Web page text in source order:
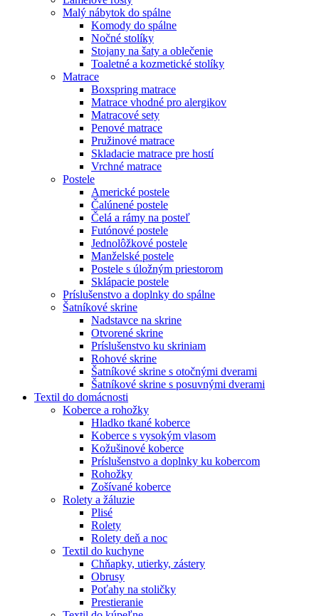
Malý nábytok do spálne
Komody do spálne
Nočné stolíky
Stojany na šaty a oblečenie
Toaletné a kozmetické stolíky
Matrace
Boxspring matrace
Matrace vhodné pro alergikov
Matracové sety
Penové matrace
Pružinové matrace
Skladacie matrace pre hostí
Vrchné matrace
Postele
Americké postele
Čalúnené postele
Čelá a rámy na posteľ
Futónové postele
Jednolôžkové postele
Manželské postele
Postele s úložným priestorom
Sklápacie postele
Príslušenstvo a doplnky do spálne
Šatníkové skrine
Nadstavce na skrine
Otvorené skrine
Príslušenstvo ku skriniam
Rohové skrine
Šatníkové skrine s otočnými dverami
Šatníkové skrine s posuvnými dverami
Textil do domácnosti
Koberce a rohožky
Hladko tkané koberce
Koberce s vysokým vlasom
Kožušinové koberce
Príslušenstvo a doplnky ku kobercom
Rohožky
Zošívané koberce
Rolety a žáluzie
Plisé
Rolety
Rolety deň a noc
Textil do kuchyne
Chňapky, utierky, zástery
Obrusy
Poťahy na stoličky
Prestieranie